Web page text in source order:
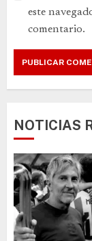
este
comentario.
NOTICIAS